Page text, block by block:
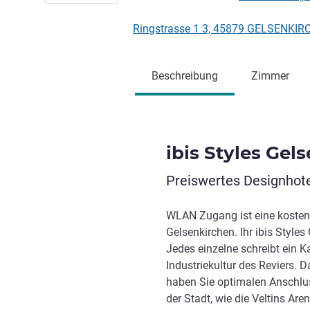
Ringstrasse 1 3, 45879
Beschreibung Zimmer
ibis Styles
Preiswertes
WLAN Zugang ist eine
Gelsenkirchen. Ihr ibis
Jedes einzelne schreibt ein
Industriekultur des Reviers.
haben Sie optimalen
der Stadt, wie die Veltins